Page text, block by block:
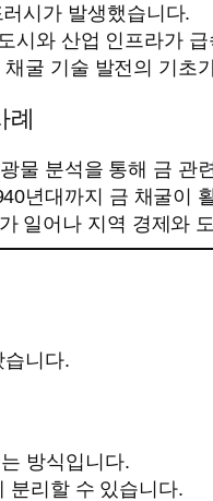
시가 발생했습니다.
시와 산업 인프라가
굴 기술 발전의 기초
례
물 분석을 통해 금 관
년대까지 금 채굴이
일어나 지역 경제와
습니다.
방식입니다.
분리할 수 있습니다.